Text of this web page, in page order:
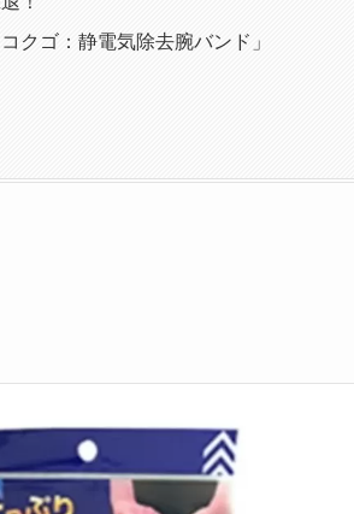
クゴ：静電気除去腕バンド」